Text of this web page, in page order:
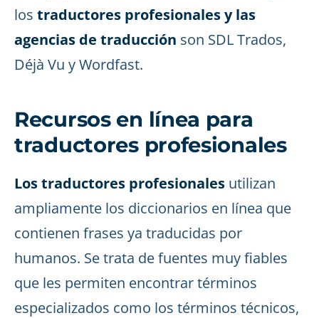
los traductores profesionales y las
agencias de traducción son SDL Trados,
Déjà Vu y Wordfast.
Recursos en línea para
traductores profesionales
Los traductores profesionales utilizan
ampliamente los diccionarios en línea que
contienen frases ya traducidas por
humanos. Se trata de fuentes muy fiables
que les permiten encontrar términos
especializados como los términos técnicos,